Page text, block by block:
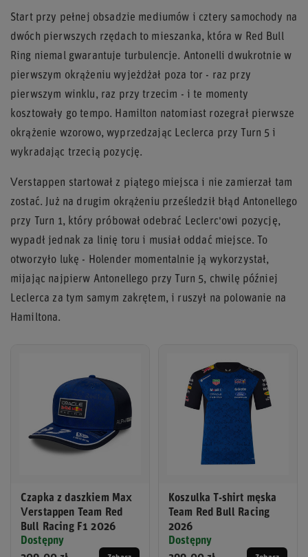
Start przy pełnej obsadzie mediumów i cztery samochody na
dwóch pierwszych rzędach to mieszanka, która w Red Bull
Ring niemal gwarantuje turbulencje. Antonelli dwukrotnie w
pierwszym okrążeniu wyjeżdżał poza tor - raz przy
pierwszym winklu, raz przy trzecim - i te momenty
kosztowały go tempo. Hamilton natomiast rozegrał pierwsze
okrążenie wzorowo, wyprzedzając Leclerca przy Turn 5 i
wykradając trzecią pozycję.
Verstappen startował z piątego miejsca i nie zamierzał tam
zostać. Już na drugim okrążeniu prześledził błąd Antonellego
przy Turn 1, który próbował odebrać Leclerc'owi pozycję,
wypadł jednak za linię toru i musiał oddać miejsce. To
otworzyło lukę - Holender momentalnie ją wykorzystał,
mijając najpierw Antonellego przy Turn 5, chwilę później
Leclerca za tym samym zakrętem, i ruszył na polowanie na
Hamiltona.
Czapka z daszkiem Max
Verstappen Team Red
Bull Racing F1 2026
Dostępny
Koszulka T-shirt męska
Team Red Bull Racing
2026
Dostępny